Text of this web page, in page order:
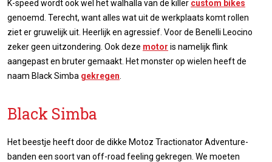
K-speed wordt ook wel het walhalla van de killer custom bikes
genoemd. Terecht, want alles wat uit de werkplaats komt rollen
ziet er gruwelijk uit. Heerlijk en agressief. Voor de Benelli Leocino
zeker geen uitzondering. Ook deze motor is namelijk flink
aangepast en bruter gemaakt. Het monster op wielen heeft de
naam Black Simba gekregen
Black Simba
Het beestje heeft door de dikke Motoz Tractionator Adventure-
banden een soort van off-road feeling gekregen. We moeten